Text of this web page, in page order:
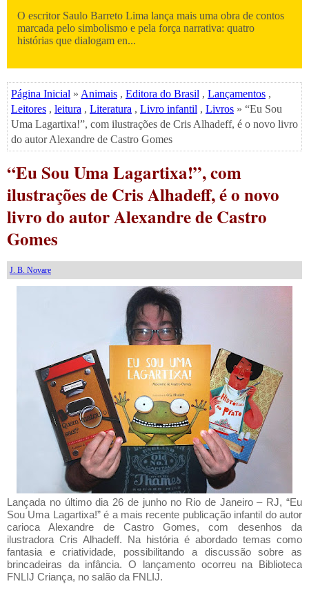
O escritor Saulo Barreto Lima lança mais uma obra de contos
marcada pelo simbolismo e pela força narrativa: quatro
histórias que dialogam en...
Página Inicial » Animais , Editora do Brasil , Lançamentos ,
Leitores , leitura , Literatura , Livro infantil , Livros » “Eu Sou
Uma Lagartixa!”, com ilustrações de Cris Alhadeff, é o novo livro
do autor Alexandre de Castro Gomes
“Eu Sou Uma Lagartixa!”, com
ilustrações de Cris Alhadeff, é o novo
livro do autor Alexandre de Castro
Gomes
J. B. Novare
Lançada no último dia 26 de junho no Rio de Janeiro – RJ, “Eu
Sou Uma Lagartixa!” é a mais recente publicação infantil do autor
carioca Alexandre de Castro Gomes, com desenhos da
ilustradora Cris Alhadeff. Na história é abordado temas como
fantasia e criatividade, possibilitando a discussão sobre as
brincadeiras da infância. O lançamento ocorreu na Biblioteca
FNLIJ Criança, no salão da FNLIJ.